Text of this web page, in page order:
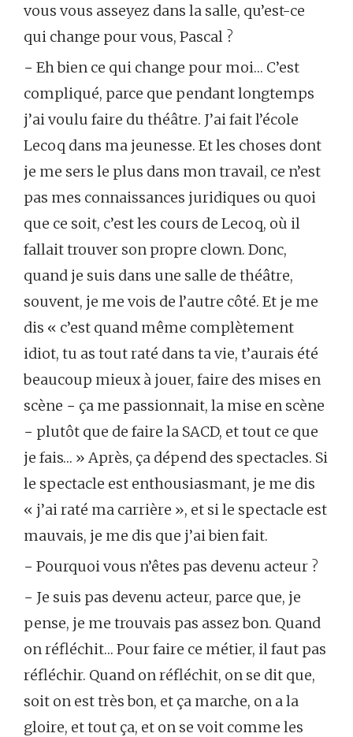
vous vous asseyez dans la salle, qu’est-ce
qui change pour vous, Pascal ?
− Eh bien ce qui change pour moi… C’est
compliqué, parce que pendant longtemps
j’ai voulu faire du théâtre. J’ai fait l’école
Lecoq dans ma jeunesse. Et les choses dont
je me sers le plus dans mon travail, ce n’est
pas mes connaissances juridiques ou quoi
que ce soit, c’est les cours de Lecoq, où il
fallait trouver son propre clown. Donc,
quand je suis dans une salle de théâtre,
souvent, je me vois de l’autre côté. Et je me
dis « c’est quand même complètement
idiot, tu as tout raté dans ta vie, t’aurais été
beaucoup mieux à jouer, faire des mises en
scène − ça me passionnait, la mise en scène
− plutôt que de faire la SACD, et tout ce que
je fais… » Après, ça dépend des spectacles. Si
le spectacle est enthousiasmant, je me dis
« j’ai raté ma carrière », et si le spectacle est
mauvais, je me dis que j’ai bien fait.
− Pourquoi vous n’êtes pas devenu acteur ?
− Je suis pas devenu acteur, parce que, je
pense, je me trouvais pas assez bon. Quand
on réfléchit… Pour faire ce métier, il faut pas
réfléchir. Quand on réfléchit, on se dit que,
soit on est très bon, et ça marche, on a la
gloire, et tout ça, et on se voit comme les